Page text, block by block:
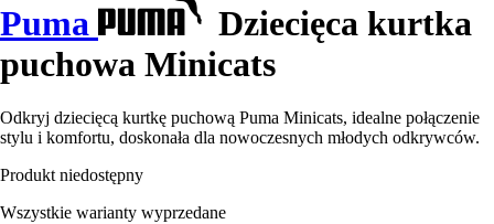
Puma
Dziecięca kurtka
puchowa Minicats
Odkryj dziecięcą kurtkę puchową Puma Minicats, idealne połączenie
stylu i komfortu, doskonała dla nowoczesnych młodych odkrywców.
Produkt niedostępny
Wszystkie warianty wyprzedane